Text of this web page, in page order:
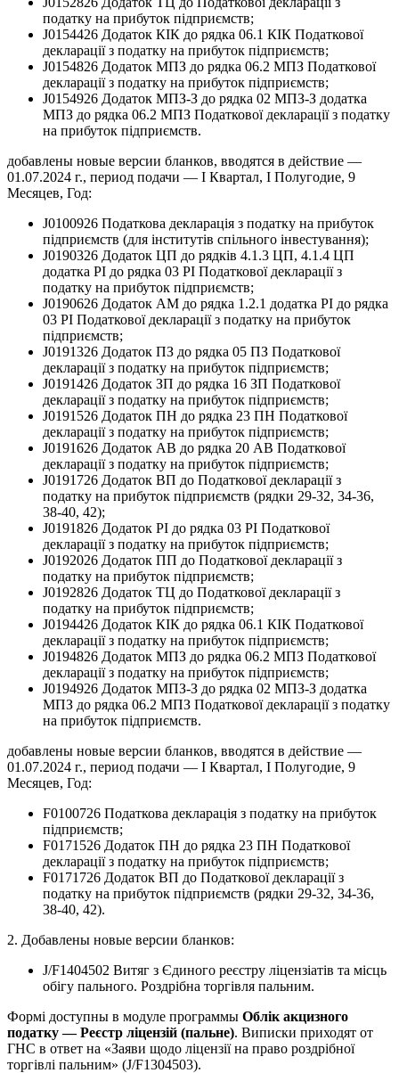
податку на прибуток підприємств;
J0154426 Додаток КІК до рядка 06.1 КІК Податкової
декларації з податку на прибуток підприємств;
J0154826 Додаток МПЗ до рядка 06.2 МПЗ Податкової
декларації з податку на прибуток підприємств;
J0154926 Додаток МПЗ-З до рядка 02 МПЗ-З додатка
МПЗ до рядка 06.2 МПЗ Податкової декларації з податку
на прибуток підприємств.
добавлены новые версии бланков, вводятся в действие —
01.07.2024 г., период подачи — І Квартал, І Полугодие, 9
Месяцев, Год:
J0100926 Податкова декларація з податку на прибуток
підприємств (для інститутів спільного інвестування);
J0190326 Додаток ЦП до рядків 4.1.3 ЦП, 4.1.4 ЦП
додатка РІ до рядка 03 РІ Податкової декларації з
податку на прибуток підприємств;
J0190626 Додаток АМ до рядка 1.2.1 додатка РІ до рядка
03 РІ Податкової декларації з податку на прибуток
підприємств;
J0191326 Додаток ПЗ до рядка 05 ПЗ Податкової
декларації з податку на прибуток підприємств;
J0191426 Додаток ЗП до рядка 16 ЗП Податкової
декларації з податку на прибуток підприємств;
J0191526 Додаток ПН до рядка 23 ПН Податкової
декларації з податку на прибуток підприємств;
J0191626 Додаток АВ до рядка 20 АВ Податкової
декларації з податку на прибуток підприємств;
J0191726 Додаток ВП до Податкової декларації з
податку на прибуток підприємств (рядки 29-32, 34-36,
38-40, 42);
J0191826 Додаток РІ до рядка 03 РІ Податкової
декларації з податку на прибуток підприємств;
J0192026 Додаток ПП до Податкової декларації з
податку на прибуток підприємств;
J0192826 Додаток ТЦ до Податкової декларації з
податку на прибуток підприємств;
J0194426 Додаток КІК до рядка 06.1 КІК Податкової
декларації з податку на прибуток підприємств;
J0194826 Додаток МПЗ до рядка 06.2 МПЗ Податкової
декларації з податку на прибуток підприємств;
J0194926 Додаток МПЗ-З до рядка 02 МПЗ-З додатка
МПЗ до рядка 06.2 МПЗ Податкової декларації з податку
на прибуток підприємств.
добавлены новые версии бланков, вводятся в действие —
01.07.2024 г., период подачи — І Квартал, І Полугодие, 9
Месяцев, Год:
F0100726 Податкова декларація з податку на прибуток
підприємств;
F0171526 Додаток ПН до рядка 23 ПН Податкової
декларації з податку на прибуток підприємств;
F0171726 Додаток ВП до Податкової декларації з
податку на прибуток підприємств (рядки 29-32, 34-36,
38-40, 42).
2. Добавлены новые версии бланков:
J/F1404502 Витяг з Єдиного реєстру ліцензіатів та місць
обігу пального. Роздрібна торгівля пальним.
Формі доступны в модуле программы Облік акцизного
податку — Реєстр ліцензій (пальне). Виписки приходят от
ГНС в ответ на «Заяви щодо ліцензії на право роздрібної
торгівлі пальним» (J/F1304503).